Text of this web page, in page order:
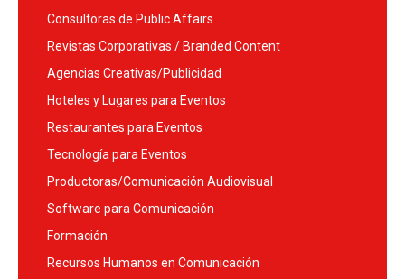
Consultoras de Public Affairs
Revistas Corporativas / Branded Content
Agencias Creativas/Publicidad
Hoteles y Lugares para Eventos
Restaurantes para Eventos
Tecnología para Eventos
Productoras/Comunicación Audiovisual
Software para Comunicación
Formación
Recursos Humanos en Comunicación